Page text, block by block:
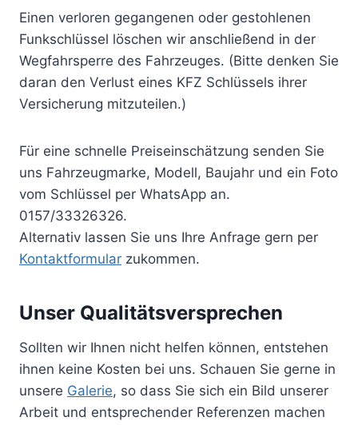
Einen verloren gegangenen oder gestohlenen
Funkschlüssel löschen wir anschließend in der
Wegfahrsperre des Fahrzeuges. (Bitte denken Sie
daran den Verlust eines KFZ Schlüssels ihrer
Versicherung mitzuteilen.)
Für eine schnelle Preiseinschätzung senden Sie
uns Fahrzeugmarke, Modell, Baujahr und ein Foto
vom Schlüssel per WhatsApp an.
0157/33326326.
Alternativ lassen Sie uns Ihre Anfrage gern per
Kontaktformular zukommen.
Unser Qualitätsversprechen
Sollten wir Ihnen nicht helfen können, entstehen
ihnen keine Kosten bei uns. Schauen Sie gerne in
unsere Galerie, so dass Sie sich ein Bild unserer
Arbeit und entsprechender Referenzen machen